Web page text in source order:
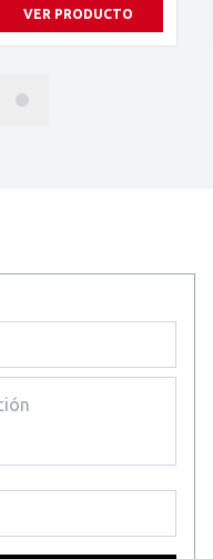
VER PRODUCTO